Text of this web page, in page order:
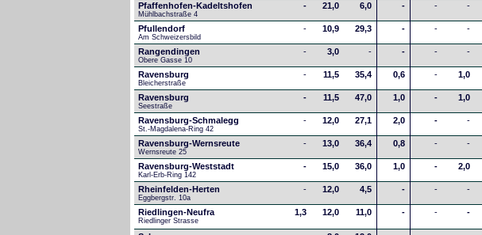
Pfaffenhofen-Kadeltshofen
Mühlbachstraße 4
- 21,0 6,0 - - -
Pfullendorf
Am Schweizersbild
- 10,9 29,3 - - -
Rangendingen
Obere Gasse 10
- 3,0 - - - -
Ravensburg
Bleicherstraße
- 11,5 35,4 0,6 - 1,0
Ravensburg
Seestraße
- 11,5 47,0 1,0 - 1,0
Ravensburg-Schmalegg
St.-Magdalena-Ring 42
- 12,0 27,1 2,0 - -
Ravensburg-Wernsreute
Wernsreute 25
- 13,0 36,4 0,8 - -
Ravensburg-Weststadt
Karl-Erb-Ring 142
- 15,0 36,0 1,0 - 2,0
Rheinfelden-Herten
Eggbergstr. 10a
- 12,0 4,5 - - -
Riedlingen-Neufra
Riedlinger Strasse
1,3 12,0 11,0 - - -